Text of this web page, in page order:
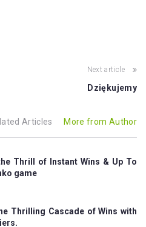
Next article
Dziękujemy
Articles More from Author
Thrill of Instant Wins & Up To
game
Thrilling Cascade of Wins with